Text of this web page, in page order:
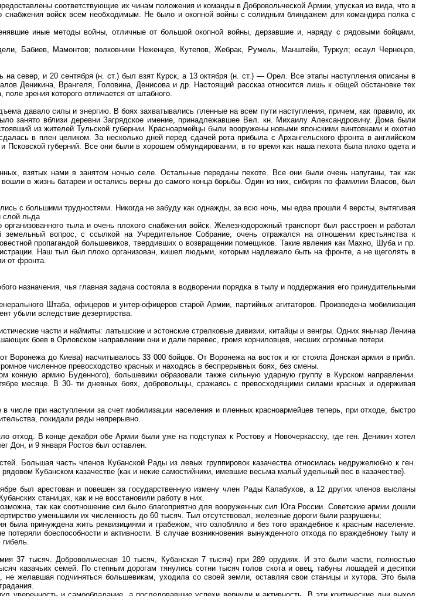
соответствующие их чинам положения и команды в Добровольческой Армии, упуская из вида, что в
снабжения войск всем необходимым. Не было и окопной войны с солидным блиндажем для командира полка с
иные методы войны, отличные от большой окопной войны, дерзавшие и, наряду с рядовыми бойцами,
Бабиев, Мамонтов; полковники Неженцев, Кутепов, Жебрак, Румель, Манштейн, Туркул; есаул Чернецов,
север, и 20 сентября (н. ст.) был взят Курск, а 13 октября (н. ст.) — Орел. Все этапы наступления описаны в
Деникина, Врангеля, Головина, Денисова и др. Настоящий рассказ относится лишь к общей обстановке тех
зрения которого отличается от штабного.
давало силы и энергию. В боях захватывались пленные на всем пути наступления, причем, как правило, их
занято вблизи деревни Загрядское имение, принадлежавшее Вел. кн. Михаилу Александровичу. Дома были
из жителей Тульской губернии. Красноармейцы были вооружены новыми японскими винтовками и охотно
в плен целиком. За несколько дней перед сдачей рота прибыла с Архангельского фронта в английском
Псковской губерний. Все они были в хорошем обмундировании, в то время как наша пехота была плохо одета и
взятых нами в занятом ночью селе. Остальные переданы пехоте. Все они были очень напуганы, так как
в жизнь батареи и остались верны до самого конца борьбы. Один из них, сибиряк по фамилии Власов, был
с большими трудностями. Никогда не забуду как однажды, за всю ночь, мы едва прошли 4 версты, вытягивая
слой льда
тыла и очень плохого снабжения войск. Железнодорожный транспорт был расстроен и работал
земельный вопрос, с ссылкой на Учредительное Собрание, очень отражался на отношении крестьянства к
пропагандой большевиков, твердивших о возвращении помещиков. Такие явления как Махно, Шуба и пр.
Наш тыл был плохо организован, кишел людьми, которым надлежало быть на фронте, а не щеголять в
от фронта.
назначения, чья главная задача состояла в водворении порядка в тылу и поддержания его принудительными
Штаба, офицеров и унтер-офицеров старой Армии, партийных агитаторов. Произведена мобилизация
убыли вследствие дезертирства.
части и наймиты: латышские и эстонские стрелковые дивизии, китайцы и венгры. Одних янычар Ленина
боев в Орловском направлении они и дали перевес, громя корниловцев, несших огромные потери.
Воронежа до Киева) насчитывалось 33 000 бойцов. От Воронежа на восток и юг стояла Донская армия в прибл.
численное превосходство красных и находясь в беспрерывных боях, без смены.
армию Буденного), большевики образовали также сильную ударную группу в Курском направлении.
месяце. В 30- ти дневных боях, добровольцы, сражаясь с превосходящими силами красных и одерживая
числе при наступлении за счет мобилизации населения и пленных красноармейцев теперь, при отходе, быстро
покидали ряды непрерывно.
В конце декабря обе Армии были уже на подступах к Ростову и Новочеркасску, где ген. Деникин хотел
Дон, и 9 января Ростов был оставлен.
Большая часть членов Кубанской Рады из левых группировок казачества относилась недружелюбно к ген.
Кубанском казачестве (как и некие самостийники, имевшие весьма малый удельный вес в казачестве).
был арестован и повешен за государственную измену член Рады Калабухов, а 12 других членов высланы
станицах, как и не восстановили работу в них.
так как соотношение сил было благоприятно для вооруженных сил Юга России. Советские армии дошли
уменьшили их численность до 60 тысяч. Тыл отсутствовал, железные дороги были разрушены;
принуждена жить реквизициями и грабежом, что озлобляло и без того враждебное к красным население.
боеспособности и активности. В случае возникновения вынужденного отхода по враждебному тылу и
37 тысяч. Добровольческая 10 тысяч, Кубанская 7 тысяч) при 289 орудиях. И это были части, полностью
казачьих семей. По степным дорогам тянулись сотни тысяч голов скота и овец, табуны лошадей и десятки
желавшая подчиняться большевикам, уходила со своей земли, оставляя свои станицы и хутора. Это была